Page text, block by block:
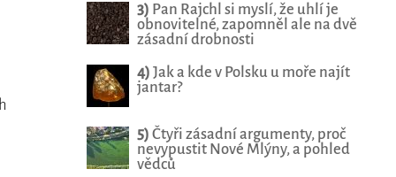
3) Pan Rajchl si myslí, že uhlí je
obnovitelné, zapomněl ale na dvě
zásadní drobnosti
4) Jak a kde v Polsku u moře najít
jantar?
5) Čtyři zásadní argumenty, proč
nevypustit Nové Mlýny, a pohled
vědců